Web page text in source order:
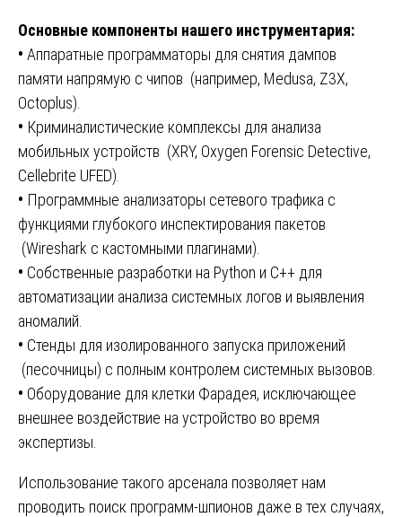
Основные компоненты нашего инструментария:
• Аппаратные программаторы для снятия дампов
памяти напрямую с чипов (например, Medusa, Z3X,
Octoplus).
• Криминалистические комплексы для анализа
мобильных устройств (XRY, Oxygen Forensic Detective,
Cellebrite UFED).
• Программные анализаторы сетевого трафика с
функциями глубокого инспектирования пакетов
(Wireshark с кастомными плагинами).
• Собственные разработки на Python и C++ для
автоматизации анализа системных логов и выявления
аномалий.
• Стенды для изолированного запуска приложений
(песочницы) с полным контролем системных вызовов.
• Оборудование для клетки Фарадея, исключающее
внешнее воздействие на устройство во время
экспертизы.
Использование такого арсенала позволяет нам
проводить поиск программ-шпионов даже в тех случаях,